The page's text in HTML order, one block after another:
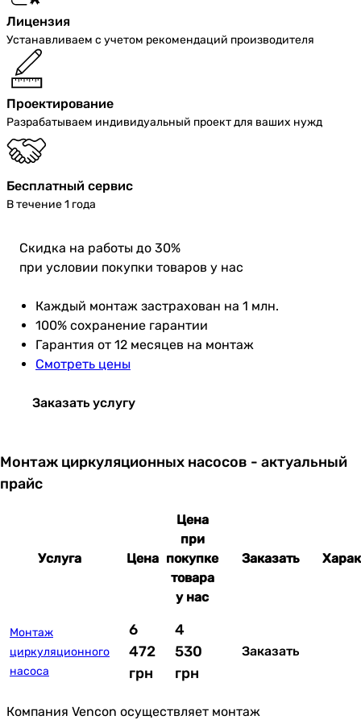
Лицензия
Устанавливаем с учетом рекомендаций производителя
Проектирование
Разрабатываем индивидуальный проект для ваших нужд
Бесплатный сервис
В течение 1 года
Скидка на работы до 30%
при условии покупки товаров у нас
Каждый монтаж застрахован на 1 млн.
100% сохранение гарантии
Гарантия от 12 месяцев на монтаж
Смотреть цены
Заказать услугу
Монтаж циркуляционных насосов - актуальный
прайс
Услуга Цена
Цена
при
покупке
товара
у нас
Заказать
Монтаж
циркуляционного
насоса
6
472
грн
4
530
грн
Заказать
Компания Vencon осуществляет монтаж